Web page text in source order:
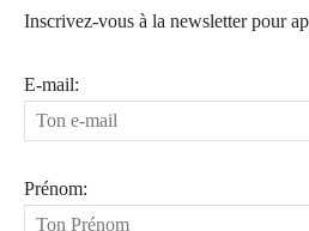
Inscrivez-vous à la newsletter pour
E-mail:
Prénom: